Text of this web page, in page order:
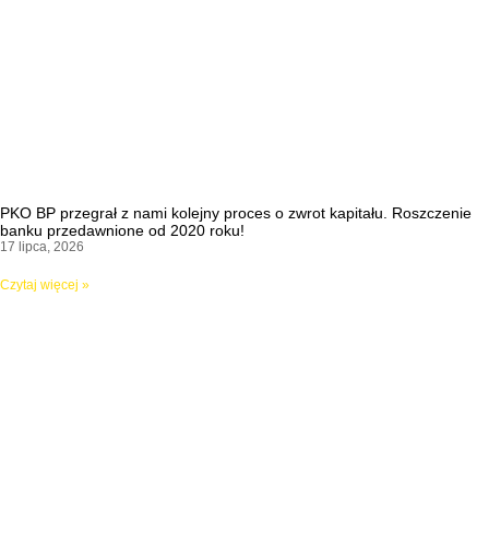
PKO BP przegrał z nami kolejny proces o zwrot kapitału. Roszczenie
banku przedawnione od 2020 roku!
17 lipca, 2026
Czytaj więcej »